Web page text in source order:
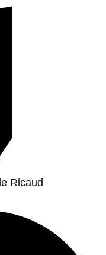
Ricaud